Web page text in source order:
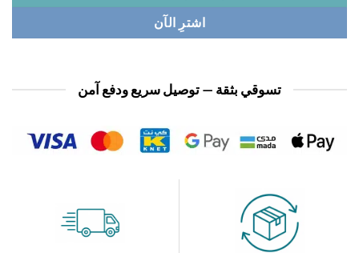
اشترِ الآن
تسوقي بثقة — توصيل سريع ودفع آمن